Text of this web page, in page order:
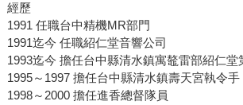
經歷
1991 任職台中精機MR部門
1991迄今 任職紹仁堂音響公司
1993迄今 擔任台中縣清水鎮寓鼇雷部紹仁堂
1995～1997 擔任台中縣清水鎮壽天宮執令手
1998～2000 擔任進香總督隊員